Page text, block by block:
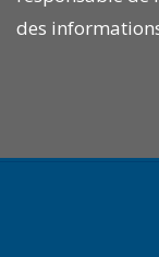
des